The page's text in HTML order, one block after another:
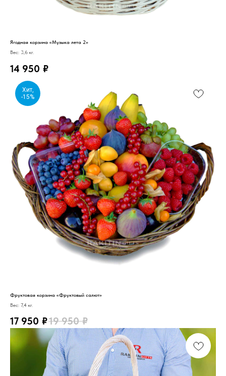
Ягодная корзина «Музыка лета 2»
Вес: 3,6 кг.
14 950 ₽
Хит,
-15%
Фруктовая корзина «Фруктовый салют»
Вес: 7,4 кг.
17 950 ₽19 950 ₽